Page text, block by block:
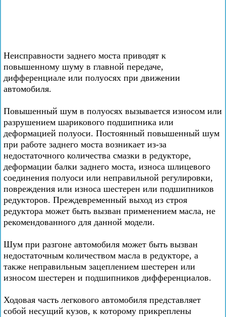
Неисправности заднего моста приводят к
повышенному шуму в главной передаче,
дифференциале или полуосях при движении
автомобиля.
Повышенный шум в полуосях вызывается износом или
разрушением шарикового подшипника или
деформацией полуоси. Постоянный повышенный шум
при работе заднего моста возникает из-за
недостаточного количества смазки в редукторе,
деформации балки заднего моста, износа шлицевого
соединения полуоси или неправильной регулировки,
повреждения или износа шестерен или подшипников
редукторов. Преждевременный выход из строя
редуктора может быть вызван применением масла, не
рекомендованного для данной модели.
Шум при разгоне автомобиля может быть вызван
недостаточным количеством масла в редукторе, а
также неправильным зацеплением шестерен или
износом шестерен и подшипников дифференциалов.
Ходовая часть легкового автомобиля представляет
собой несущий кузов, к которому прикреплены